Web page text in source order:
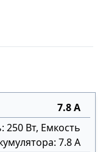
7.8 А
Вт, Емкость
7.8 А